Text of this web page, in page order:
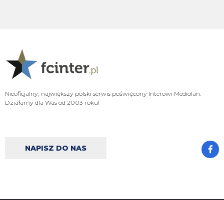
Adriano_forever
typ jest odklejony
Wiem, że on tutaj coś pisał, pewnie ma w zwyczaju też czytać i pompować
sobie ego na każdą wspominkę o nim xD Żałosny typek
Nieoficjalny, największy polski serwis poświęcony Interowi Mediolan.
Działamy dla Was od 2003 roku!
NAPISZ DO NAS